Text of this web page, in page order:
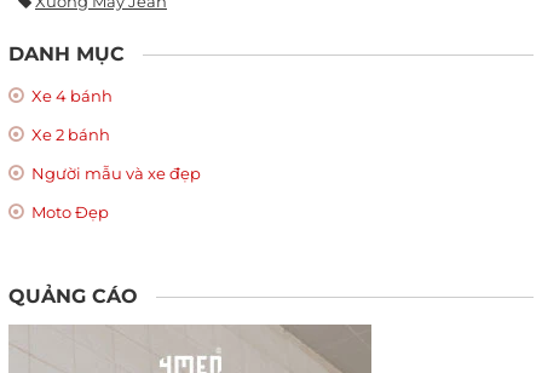
DANH MỤC
Xe 4 bánh
Xe 2 bánh
Người mẫu và xe đẹp
Moto Đẹp
QUẢNG CÁO